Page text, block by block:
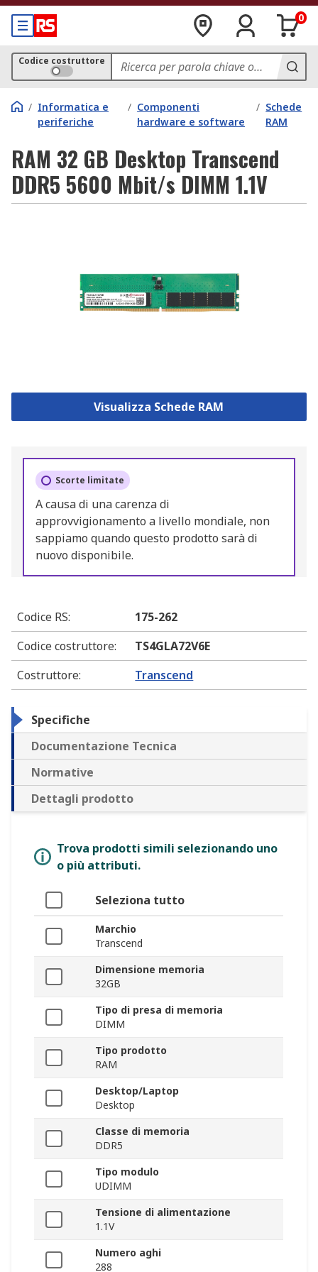
0
Codice costruttore
/ Informatica e
periferiche
/ Componenti
hardware e software
/ Schede
RAM
RAM 32 GB Desktop Transcend
DDR5 5600 Mbit/s DIMM 1.1V
Visualizza Schede RAM
Scorte limitate
A causa di una carenza di
approvvigionamento a livello mondiale, non
sappiamo quando questo prodotto sarà di
nuovo disponibile.
Codice RS:
175-262
Codice costruttore:
TS4GLA72V6E
Costruttore: Transcend
Specifiche
Documentazione Tecnica
Normative
Dettagli prodotto
Trova prodotti simili selezionando uno
o più attributi.
Seleziona tutto
Marchio
Transcend
Dimensione memoria
32GB
Tipo di presa di memoria
DIMM
Tipo prodotto
RAM
Desktop/Laptop
Desktop
Classe di memoria
DDR5
Tipo modulo
UDIMM
Tensione di alimentazione
1.1V
Numero aghi
288